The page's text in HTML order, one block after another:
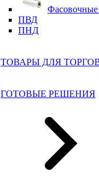
ПВД
ПНД
ТОВАРЫ ДЛЯ
ГОТОВЫЕ РЕШЕНИЯ